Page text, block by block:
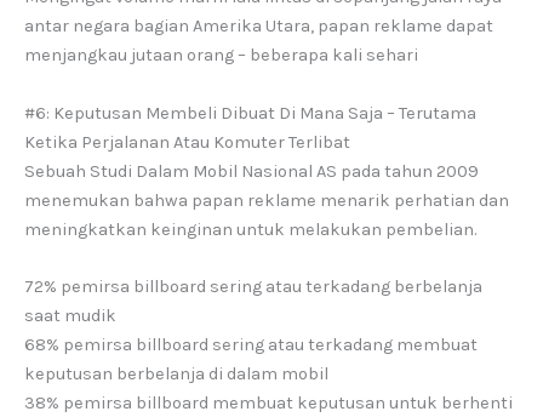
antar negara bagian Amerika Utara, papan reklame dapat
menjangkau jutaan orang – beberapa kali sehari
#6: Keputusan Membeli Dibuat Di Mana Saja – Terutama
Ketika Perjalanan Atau Komuter Terlibat
Sebuah Studi Dalam Mobil Nasional AS pada tahun 2009
menemukan bahwa papan reklame menarik perhatian dan
meningkatkan keinginan untuk melakukan pembelian.
72% pemirsa billboard sering atau terkadang berbelanja
saat mudik
68% pemirsa billboard sering atau terkadang membuat
keputusan berbelanja di dalam mobil
38% pemirsa billboard membuat keputusan untuk berhenti